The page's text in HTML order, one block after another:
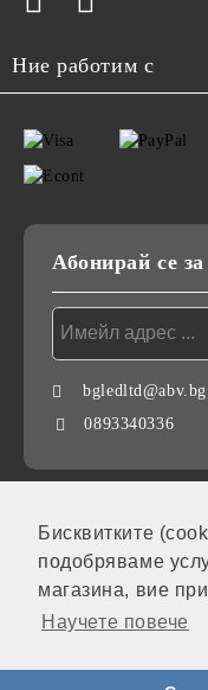
Бисквитките
подобряваме
магазина, вие
Научете повече
Ние работим с
Абонирай се
bgledltd@abv.bg
0893340336
Нашият онлайн